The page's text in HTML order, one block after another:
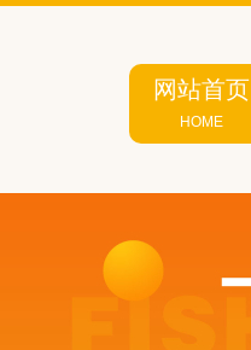
网站首页
HOME